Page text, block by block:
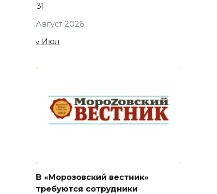
Август 2026
31
« Июл
В «Морозовский вестник»
требуются сотрудники